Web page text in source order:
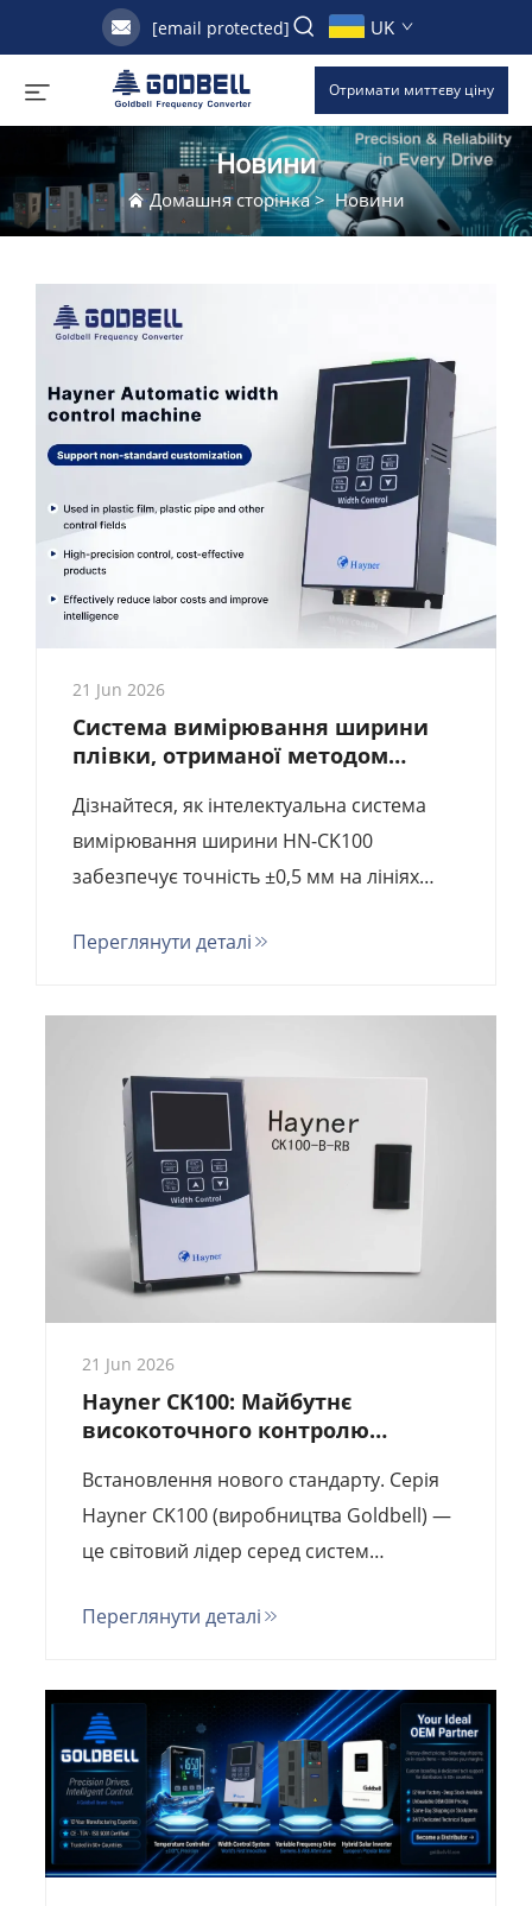
[email protected] UK
Отримати миттєву ціну
Новини
Домашня сторінка> Новини
21 Jun 2026
Система вимірювання ширини
плівки, отриманої методом
зменшують відходи на 90 % |
Посібник для покупців 2025 року
Дізнайтеся, як інтелектуальна система
вимірювання ширини HN-CK100
забезпечує точність ±0,5 мм на лініях
надування, за ціною, що в 10 разів
як Kündig та NDC. Повне технічне
інвестицій (ROI) та керівництво з
технічних характеристик для виробників
плівки, які переходять від ручного
вимірювання.
Переглянути деталі
21 Jun 2026
Hayner CK100: Майбутнє
високоточного контролю
методом надування
Встановлення нового стандарту. Серія
Hayner CK100 (виробництва Goldbell) —
це світовий лідер серед систем
великих ліній з виробництва плівки
виявлення країв за допомогою
штучного інтелекту та безперебійна
інтеграція з ПЛК. Відсутність дрейфу,
максимальний вихід продукції.
Переглянути деталі